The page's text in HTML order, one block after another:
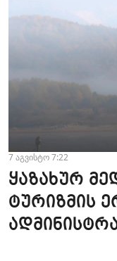
7 აგვისტო 7:22
ყაზახურ
ტურიზმის